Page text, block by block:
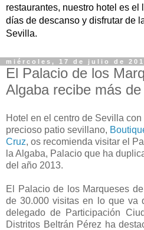
restaurantes, nuestro hotel es
días de descanso y disfrutar de
Sevilla.
miércoles, 17 de julio de
El Palacio de los
Algaba recibe más
Hotel en el centro de Sevilla
precioso patio sevillano,
Cruz, os recomienda visitar el
la Algaba, Palacio que ha
del año 2013.
El Palacio de los Marqueses
de 30.000 visitas en lo que va
delegado de Participación
Distritos Beltrán Pérez ha